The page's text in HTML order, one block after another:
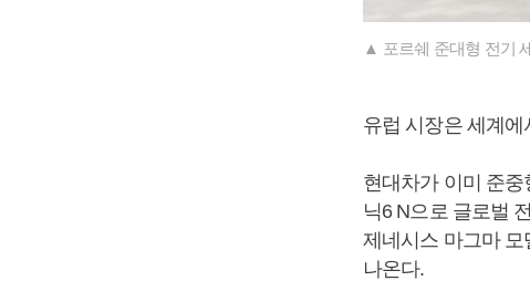
▲ 포르쉐 준대형 전기
유럽 시장은 세계
현대차가 이미 준
닉6 N으로 글로벌
제네시스 마그마 모
나온다.